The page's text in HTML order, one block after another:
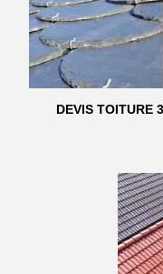
DEVIS TOITURE